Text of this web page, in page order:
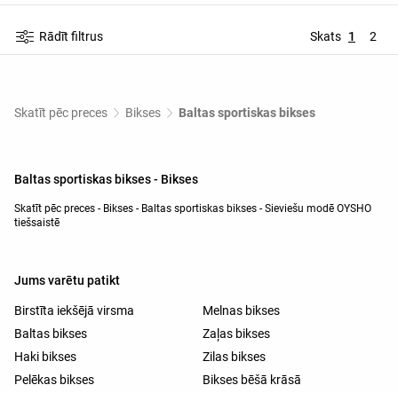
Rādīt filtrus Skats 1 2
Skatīt pēc preces Bikses Baltas sportiskas bikses
Baltas sportiskas bikses - Bikses
Skatīt pēc preces - Bikses - Baltas sportiskas bikses - Sieviešu modē OYSHO
tiešsaistē
Jums varētu patikt
Birstīta iekšējā virsma
Melnas bikses
Baltas bikses
Zaļas bikses
Haki bikses
Zilas bikses
Pelēkas bikses
Bikses bēšā krāsā